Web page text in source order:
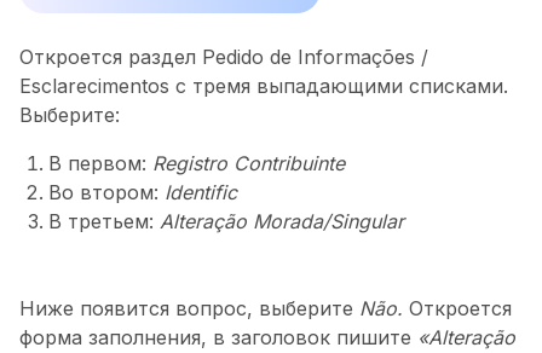
Откроется раздел Pedido de Informações /
Esclarecimentos с тремя выпадающими списками.
Выберите:
В первом: Registro Contribuinte
Во втором: Identific
В третьем: Alteração Morada/Singular
Ниже появится вопрос, выберите Não. Откроется
форма заполнения, в заголовок пишите «Alteração